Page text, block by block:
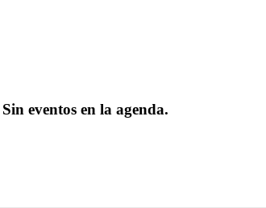
Sin eventos en la agenda.